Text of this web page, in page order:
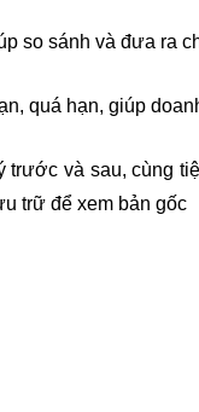
so sánh và đưa ra
quá hạn, giúp
và sau, cùng
trữ để xem bản gốc